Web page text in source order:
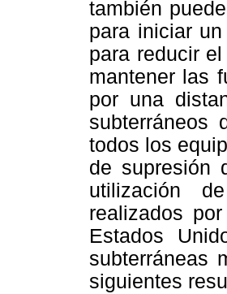
también
para iniciar
para reducir
mantener las
por una
subterráneos
todos los
de supresión
utilización
realizados
Estados
subterráneas
siguientes